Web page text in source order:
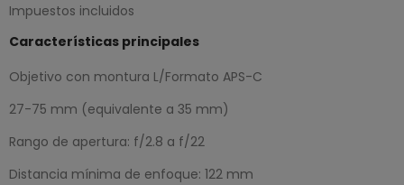
Impuestos incluidos
Características principales
Objetivo con montura L/Formato APS-C
27-75 mm (equivalente a 35 mm)
Rango de apertura: f/2.8 a f/22
Distancia mínima de enfoque: 122 mm